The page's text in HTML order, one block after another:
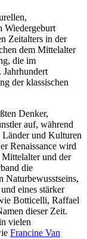
Wiedergeburt
Zeitalters in der
dem Mittelalter
die im
der klassischen
Denker,
auf, während
Länder und Kulturen
Renaissance wird
Mittelalter und der
die
Naturbewusstseins,
eines stärker
Botticelli, Raffael
dieser Zeit.
vielen
Francine Van